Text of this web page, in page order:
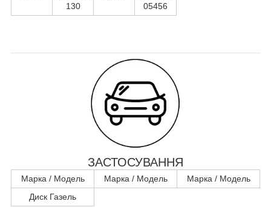
130
05456
ЗАСТОСУВАННЯ
Марка / Модель Марка / Модель
Марка / Модель
Диск Газель